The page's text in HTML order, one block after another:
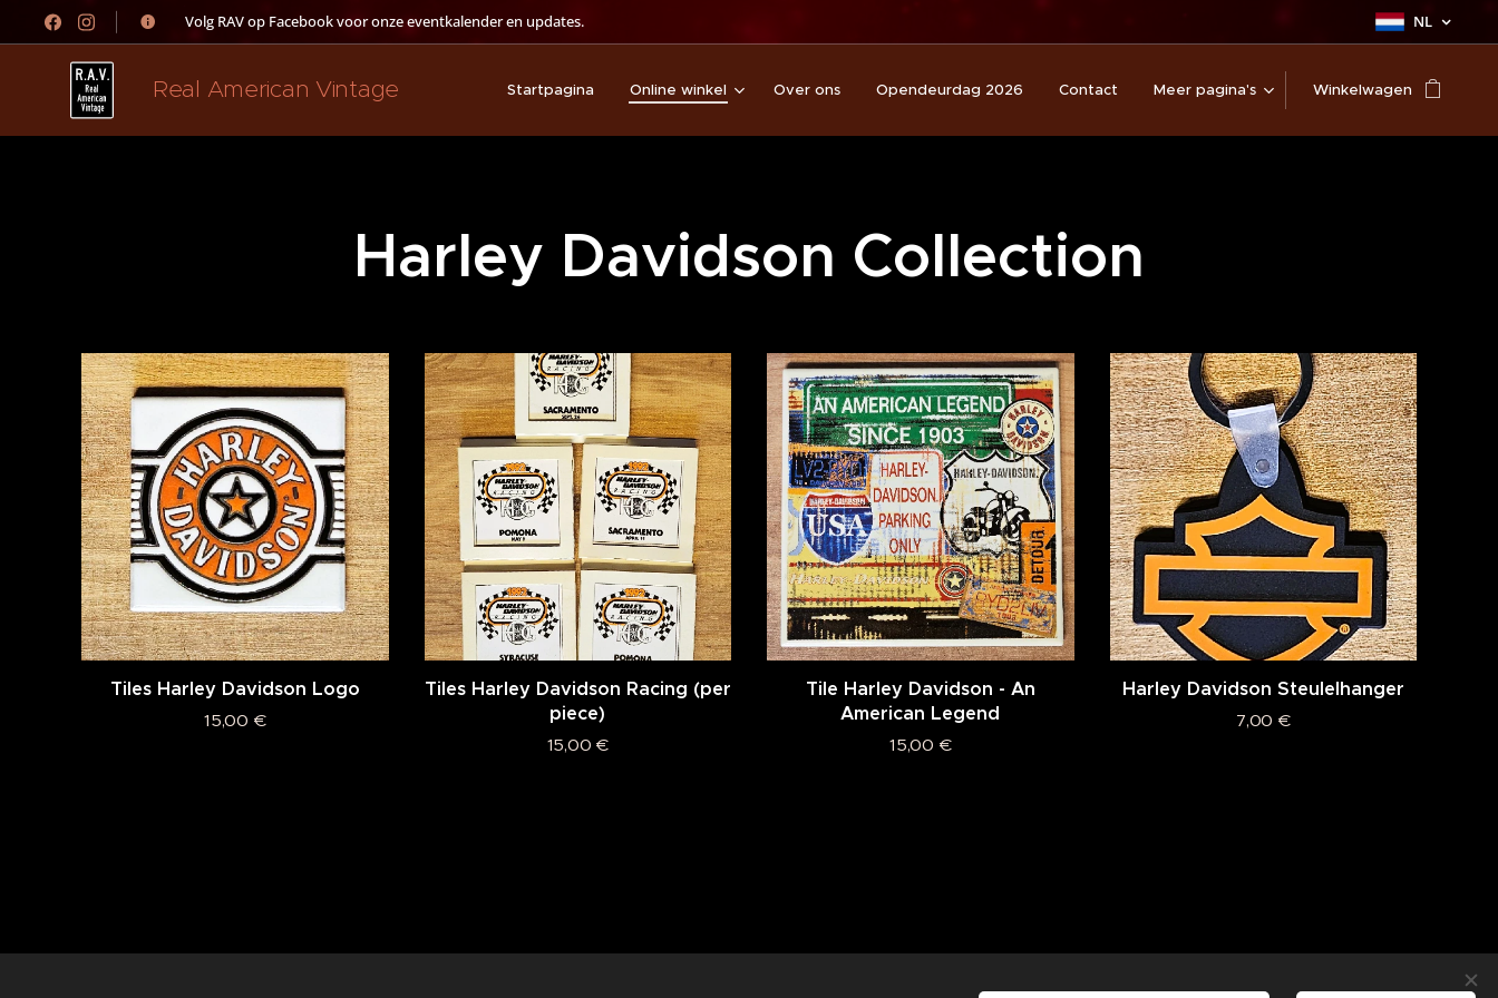
👉 Volg RAV op Facebook voor onze eventkalender en updates. NL
Real American Vintage Startpagina Online winkel Over ons Opendeurdag 2026 Contact Meer pagina's Winkelwagen
Harley Davidson Collection
Tiles Harley Davidson Logo
15,00 €
Tiles Harley Davidson Racing (per
piece)
15,00 €
Tile Harley Davidson - An
American Legend
15,00 €
Harley Davidson Steulelhanger
7,00 €